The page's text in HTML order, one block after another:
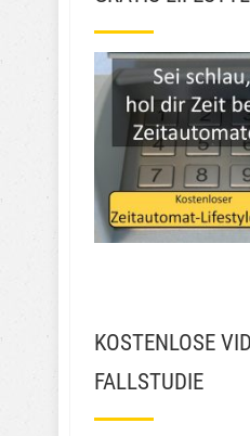
KOSTENLOSE
FALLSTUDIE